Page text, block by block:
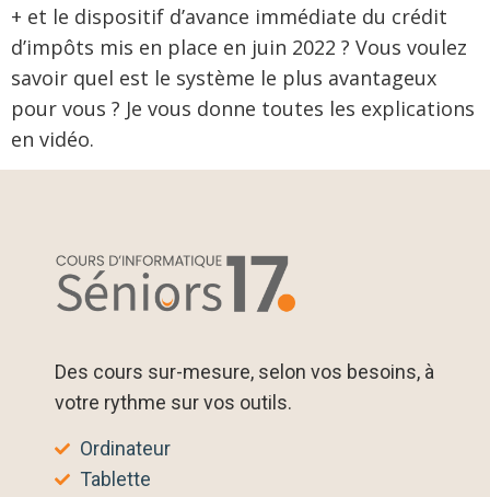
+ et le dispositif d’avance immédiate du crédit
d’impôts mis en place en juin 2022 ? Vous voulez
savoir quel est le système le plus avantageux
pour vous ? Je vous donne toutes les explications
en vidéo.
Des cours sur-mesure, selon vos besoins, à
votre rythme sur vos outils.
Ordinateur
Tablette